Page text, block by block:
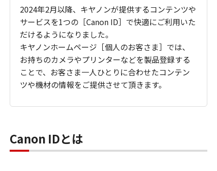
2024年2月以降、キヤノンが提供するコンテンツや
サービスを1つの［Canon ID］で快適にご利用いた
だけるようになりました。
キヤノンホームページ［個人のお客さま］では、
お持ちのカメラやプリンターなどを製品登録する
ことで、お客さま一人ひとりに合わせたコンテン
ツや機材の情報をご提供させて頂きます。
Canon IDとは